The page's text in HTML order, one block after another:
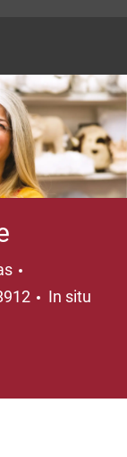
In situ